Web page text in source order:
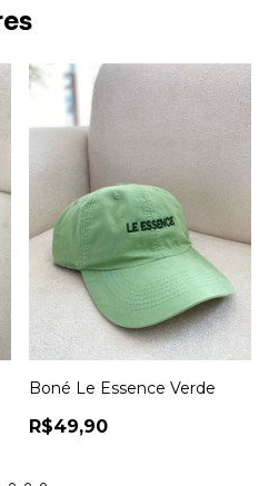
Boné Le Essence Verde
R$49,90